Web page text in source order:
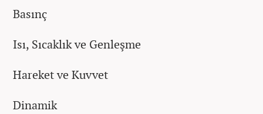
Basınç
Isı, Sıcaklık ve Genleşme
Hareket ve Kuvvet
Dinamik